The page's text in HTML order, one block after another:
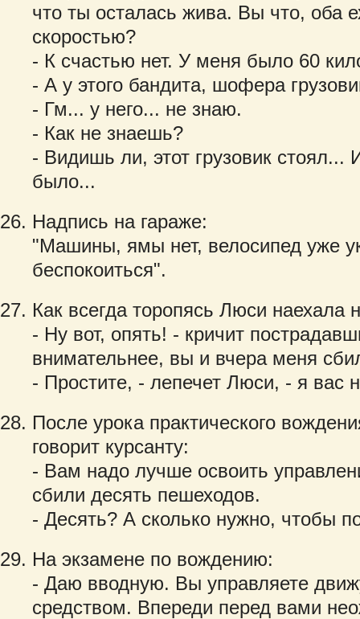
что ты осталась жива. Вы что, оба
скоростью?
- К счастью нет. У меня было 60
- А у этого бандита, шофера
- Гм... у него... не знаю.
- Как не знаешь?
- Видишь ли, этот грузовик стоял...
было...
Надпись на гараже:
"Машины, ямы нет, велосипед уже
беспокоиться".
Как всегда торопясь Люси наехала
- Ну вот, опять! - кричит
внимательнее, вы и вчера меня
- Простите, - лепечет Люси, - я вас
После урока практического
говорит курсанту:
- Вам надо лучше освоить
сбили десять пешеходов.
- Десять? А сколько нужно, чтобы
На экзамене по вождению:
- Даю вводную. Вы управляете
средством. Впереди перед вами